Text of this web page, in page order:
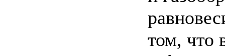
том, что